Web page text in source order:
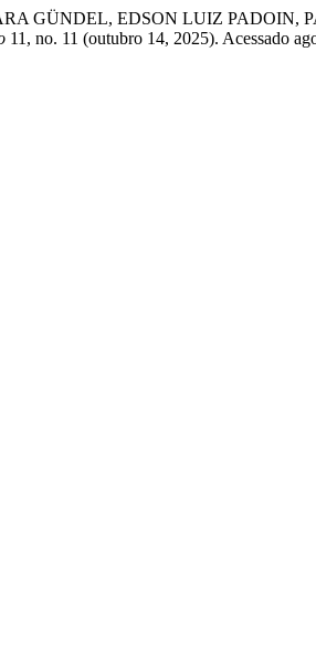
GÜNDEL, EDSON LUIZ PADOIN,
11, no. 11 (outubro 14, 2025). Acessado